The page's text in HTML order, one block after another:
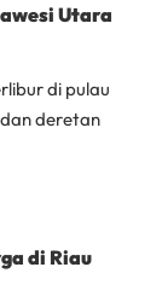
Utara
di pulau
deretan
di Riau